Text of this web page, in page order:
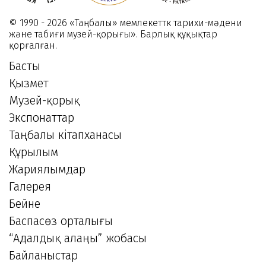
© 1990 - 2026 «Таңбалы» мемлекеттк тарихи-мәдени
және табиғи музей-қорығы». Барлық құқықтар
қорғалған.
Басты
Қызмет
Музей-қорық
Экспонаттар
Таңбалы кітапханасы
Құрылым
Жариялымдар
Галерея
Бейне
Баспасөз орталығы
“Адалдық алаңы” жобасы
Байланыстар